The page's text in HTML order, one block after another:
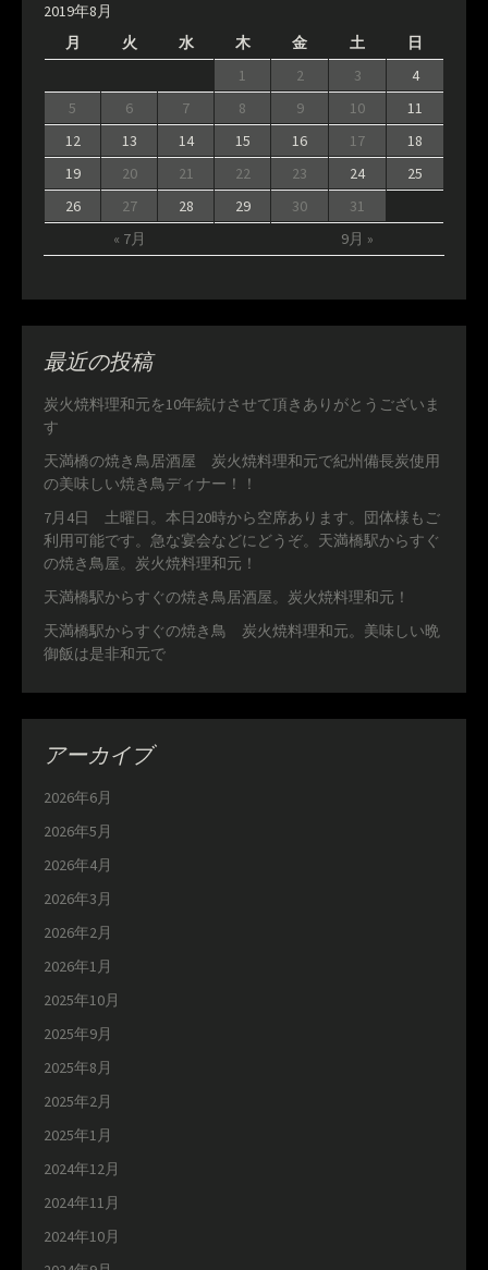
2019年8月
月
火 水 木 金 土 日
« 7月 9月 »
1 2 3
4
5
6 7 8 9 10
11
12
13 14 15 16 17
18
19
20 21 22 23 24
25
26
27 28 29 30 31
最近の投稿
炭火焼料理和元を10年続けさせて頂きありがとうございま
す
天満橋の焼き鳥居酒屋 炭火焼料理和元で紀州備長炭使用
の美味しい焼き鳥ディナー！！
7月4日 土曜日。本日20時から空席あります。団体様もご
利用可能です。急な宴会などにどうぞ。天満橋駅からすぐ
の焼き鳥屋。炭火焼料理和元！
天満橋駅からすぐの焼き鳥居酒屋。炭火焼料理和元！
天満橋駅からすぐの焼き鳥 炭火焼料理和元。美味しい晩
御飯は是非和元で
アーカイブ
2026年6月
2026年5月
2026年4月
2026年3月
2026年2月
2026年1月
2025年10月
2025年9月
2025年8月
2025年2月
2025年1月
2024年12月
2024年11月
2024年10月